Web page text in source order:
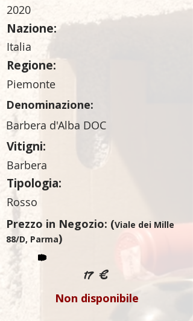
2020
Nazione:
Italia
Regione:
Piemonte
Denominazione:
Barbera d'Alba DOC
Vitigni:
Barbera
Tipologia:
Rosso
Prezzo in Negozio: (Viale dei Mille
88/D, Parma)
17 €
Non disponibile